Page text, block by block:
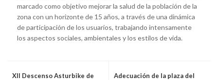
marcado como objetivo mejorar la salud de la población de la
zona con un horizonte de 15 años, a través de una dinámica
de participación de los usuarios, trabajando intensamente
los aspectos sociales, ambientales y los estilos de vida.
XII Descenso Asturbike de
Adecuación de la plaza del